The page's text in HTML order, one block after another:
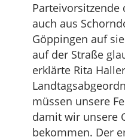
Parteivorsitzende
auch aus
Göppingen auf
auf der Straße
erklärte Rita
müssen unsere
damit wir unsere
bekommen. Der